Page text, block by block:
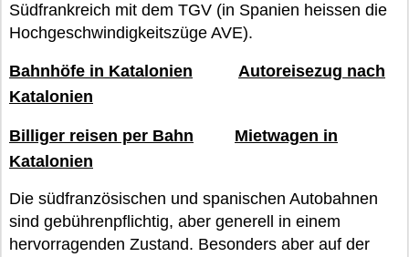
Südfrankreich mit dem TGV (in Spanien heissen die
Hochgeschwindigkeitszüge AVE).
Bahnhöfe in Katalonien
Autoreisezug nach
Katalonien
Billiger reisen per Bahn
Mietwagen in
Katalonien
Die südfranzösischen und spanischen Autobahnen
sind gebührenpflichtig, aber generell in einem
hervorragenden Zustand. Besonders aber auf der